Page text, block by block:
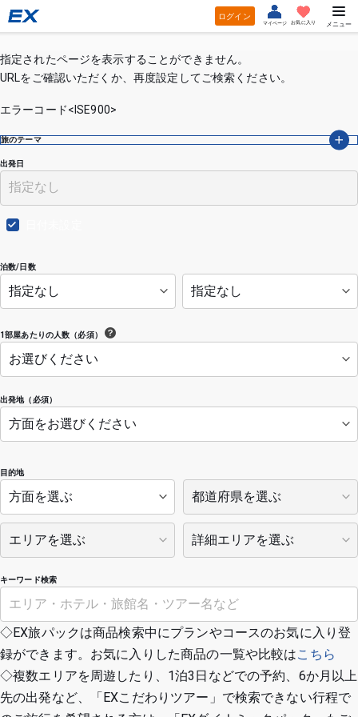
ログイン
マイページ お気に入り メニュー
指定されたページを表示することができません。
URLをご確認いただくか、再度設定してご検索ください。
エラーコード<ISE900>
出発地（必須）
出発日
泊数/日数
1部屋あたりの人数（必須）
目的地
キーワード検索
旅のテーマ
◇EX旅パックは商品検索中にプランやコースのお気に入り登
録ができます。お気に入りした商品の一覧や比較はこちら
◇複数エリアを周遊したり、1泊3日などでの予約、6か月以上
先の出発など、「EXこだわりツアー」で検索できない行程で